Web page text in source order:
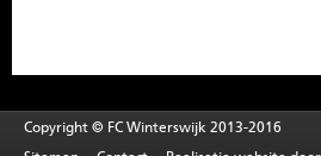
Copyright © FC Winterswijk 2013-2016